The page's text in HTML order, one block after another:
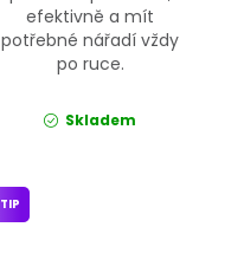
efektivně a mít
potřebné nářadí vždy
po ruce.
Skladem
TIP